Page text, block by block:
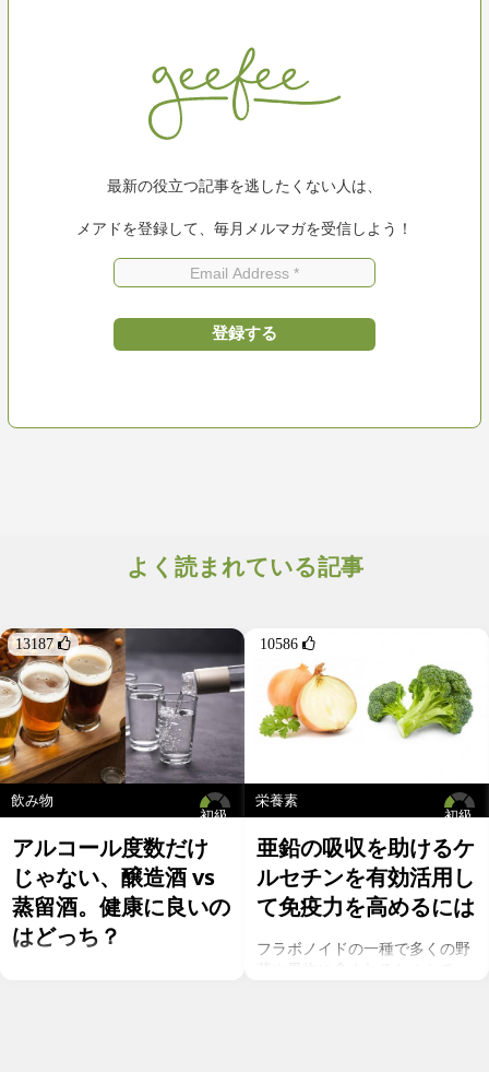
最新の役立つ記事を逃したくない人は、
メアドを登録して、毎月メルマガを受信しよう！
よく読まれている記事
13187 
初級
飲み物
アルコール度数だけ
じゃない、醸造酒 vs
蒸留酒。健康に良いの
はどっち？
10586 
初級
栄養素
亜鉛の吸収を助けるケ
ルセチンを有効活用し
て免疫力を高めるには
フラボノイドの一種で多くの野
菜や果物に含まれるケルセチ